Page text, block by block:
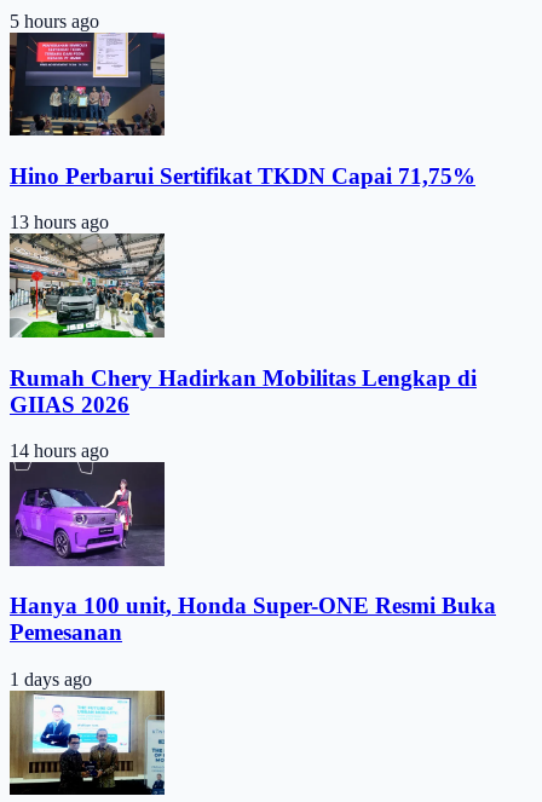
5 hours ago
Hino Perbarui Sertifikat TKDN Capai 71,75%
13 hours ago
Rumah Chery Hadirkan Mobilitas Lengkap di
GIIAS 2026
14 hours ago
Hanya 100 unit, Honda Super-ONE Resmi Buka
Pemesanan
1 days ago